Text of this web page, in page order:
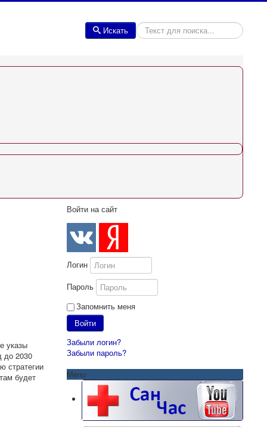
Искать Искать
указы
до 2030
стратегии
будет
Войти на сайт
Логин
Пароль
Запомнить меня
Войти
Забыли логин?
Забыли пароль?
Menu